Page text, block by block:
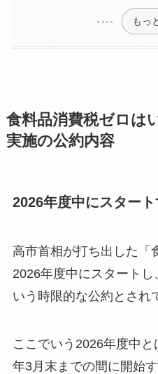
もっ
食料品消費税ゼロは
実施の公約内容
2026年度中にスター
高市首相が打ち出した「
2026年度中にスタート
いう時限的な公約とされ
ここでいう2026年度中
年3月末までの間に開始